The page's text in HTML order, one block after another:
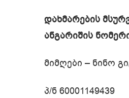
დახმარების
ანგარიშის
მიმღები – ნინო
პ/ნ 60001149439